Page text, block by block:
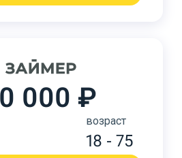
000 ₽
возраст
18 - 75